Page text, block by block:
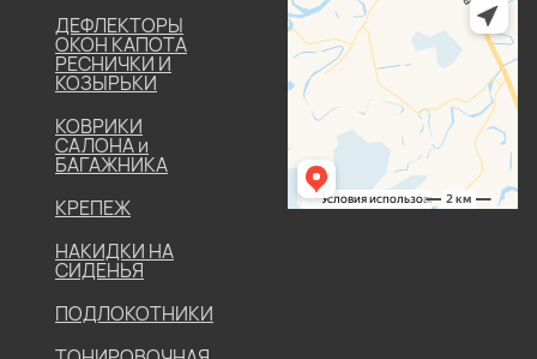
ДЕФЛЕКТОРЫ
ОКОН КАПОТА
РЕСНИЧКИ И
КОЗЫРЬКИ
КОВРИКИ
САЛОНА и
БАГАЖНИКА
КРЕПЕЖ
НАКИДКИ НА
СИДЕНЬЯ
ПОДЛОКОТНИКИ